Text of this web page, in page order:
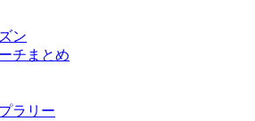
ン
チまとめ
ラリー